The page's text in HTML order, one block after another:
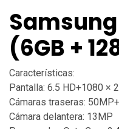
(6GB +
Características:
Pantalla: 6.5 HD+1080 ×
Cámaras traseras:
Cámara delantera: 13MP